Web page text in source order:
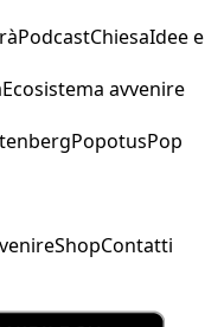
PodcastChiesaIdee e
Ecosistema avvenire
PopotusPop
ShopContatti